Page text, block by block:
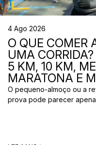
4 Ago 2026
O QUE COMER
UMA
5 KM, 10 KM,
MARATONA E
O pequeno-almoço ou a
prova pode parecer